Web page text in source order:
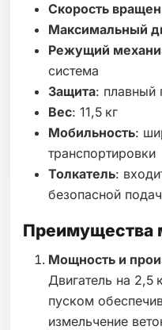
Скорость
Максимальный
Режущий
система
Защита: плавный
Вес: 11,5 кг
Мобильность:
транспортировки
Толкатель:
безопасной
Преимущества
Мощность и
Двигатель на
пуском
измельчение